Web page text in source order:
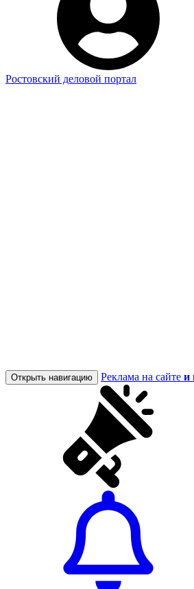
Ростовский деловой портал
Открыть навигацию Реклама на сайте и